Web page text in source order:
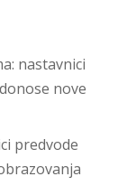
nastavnici
nove
predvode